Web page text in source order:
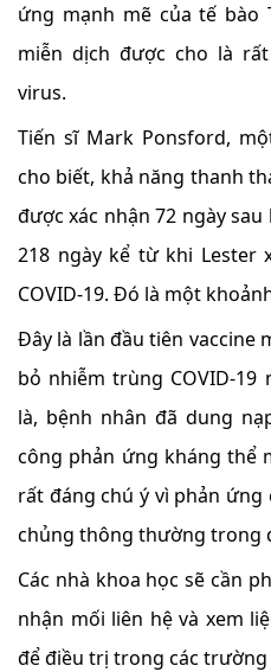
ứng mạnh mẽ của tế bào
miễn dịch được cho là
virus.
Tiến sĩ Mark Ponsford,
cho biết, khả năng thanh
được xác nhận 72 ngày
218 ngày kể từ khi Lester
COVID-19. Đó là một
Đây là lần đầu tiên vaccine
bỏ nhiễm trùng COVID-
là, bệnh nhân đã dung
công phản ứng kháng thể
rất đáng chú ý vì phản ứng
chủng thông thường trong
Các nhà khoa học sẽ cần
nhận mối liên hệ và xem
để điều trị trong các